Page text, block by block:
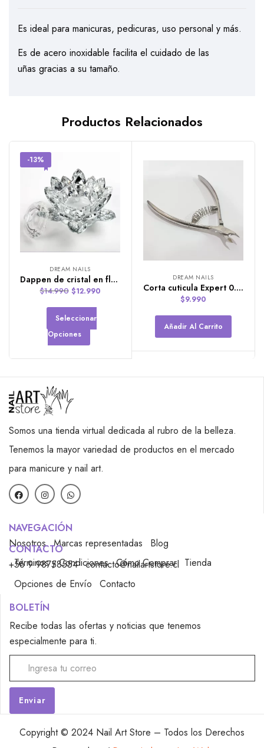
Es ideal para manicuras, pedicuras, uso personal y más.
Es de acero inoxidable facilita el cuidado de las
uñas gracias a su tamaño.
Productos Relacionados
-13%
DREAM NAILS
Dappen de cristal en flor marca DREAM NAILS
$14.990 $12.990
Seleccionar
Opciones
DREAM NAILS
Corta cuticula Expert 0.4 de Dream Nails
$9.990
Añadir Al Carrito
Somos una tienda virtual dedicada al rubro de la belleza.
Tenemos la mayor variedad de productos en el mercado
para manicure y nail art.
NAVEGACIÓN
Nosotros Marcas representadas
Blog
Términos y Condiciones Cómo Comprar Tienda
CONTACTO
+56 9 98758554 contacto@nailartstore.cl
Opciones de Envío
Contacto
BOLETÍN
Recibe todas las ofertas y noticias que tenemos
especialmente para ti.
Copyright © 2024 Nail Art Store – Todos los Derechos